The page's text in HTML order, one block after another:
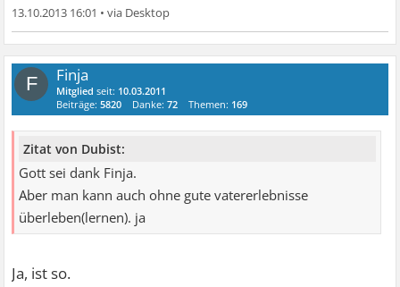
13.10.2013 16:01 •
F Finja
Mitglied seit: 10.03.2011
Beiträge:5820 Danke:72 Themen: 169
Zitat von Dubist:
Gott sei dank Finja.
Aber man kann auch ohne gute vatererlebnisse
überleben(lernen). ja
Ja, ist so.